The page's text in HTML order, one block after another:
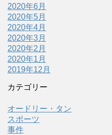
2020年6月
2020年5月
2020年4月
2020年3月
2020年2月
2020年1月
2019年12月
カテゴリー
オードリー・タン
スポーツ
事件